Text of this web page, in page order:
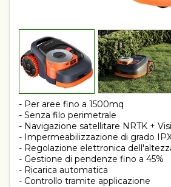
- Per aree fino a 1500mq
- Senza filo perimetrale
- Navigazione satellitare NRTK +
- Impermeabilizzazione di grado
- Regolazione elettronica
- Gestione di pendenze fino a 45%
- Ricarica automatica
- Controllo tramite applicazione